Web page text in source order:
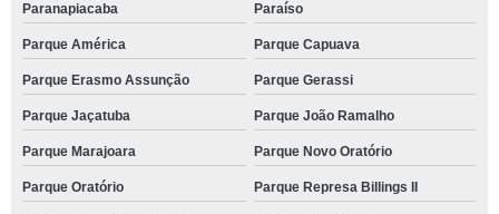
Paranapiacaba Paraíso
Parque América Parque Capuava
Parque Erasmo Assunção Parque Gerassi
Parque Jaçatuba Parque João Ramalho
Parque Marajoara Parque Novo Oratório
Parque Oratório Parque Represa Billings II